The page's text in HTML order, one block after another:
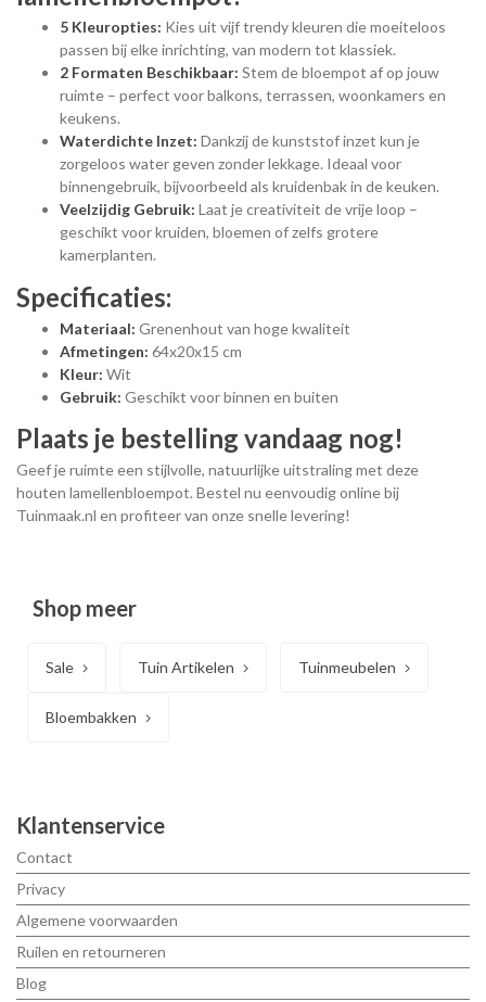
5 Kleuropties: Kies uit vijf trendy kleuren die moeiteloos
passen bij elke inrichting, van modern tot klassiek.
2 Formaten Beschikbaar: Stem de bloempot af op jouw
ruimte – perfect voor balkons, terrassen, woonkamers en
keukens.
Waterdichte Inzet: Dankzij de kunststof inzet kun je
zorgeloos water geven zonder lekkage. Ideaal voor
binnengebruik, bijvoorbeeld als kruidenbak in de keuken.
Veelzijdig Gebruik: Laat je creativiteit de vrije loop –
geschikt voor kruiden, bloemen of zelfs grotere
kamerplanten.
Specificaties:
Materiaal: Grenenhout van hoge kwaliteit
Afmetingen: 64x20x15 cm
Kleur: Wit
Gebruik: Geschikt voor binnen en buiten
Plaats je bestelling vandaag nog!
Geef je ruimte een stijlvolle, natuurlijke uitstraling met deze
houten lamellenbloempot. Bestel nu eenvoudig online bij
Tuinmaak.nl en profiteer van onze snelle levering!
Shop meer
Sale Tuin Artikelen Tuinmeubelen
Bloembakken
Klantenservice
Contact
Privacy
Algemene voorwaarden
Ruilen en retourneren
Blog